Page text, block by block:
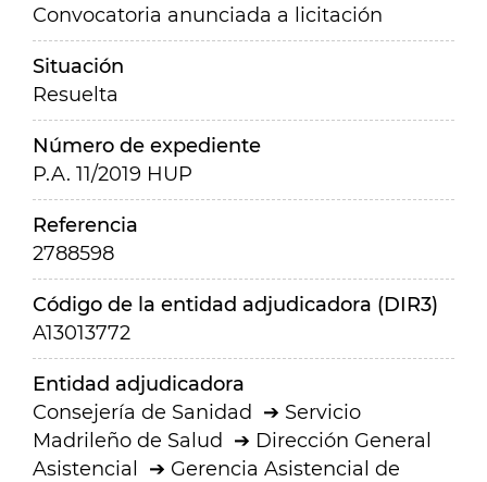
Convocatoria anunciada a licitación
Situación
Resuelta
Número de expediente
P.A. 11/2019 HUP
Referencia
2788598
Código de la entidad adjudicadora (DIR3)
A13013772
Entidad adjudicadora
Consejería de Sanidad
Servicio
Madrileño de Salud
Dirección General
Asistencial
Gerencia Asistencial de